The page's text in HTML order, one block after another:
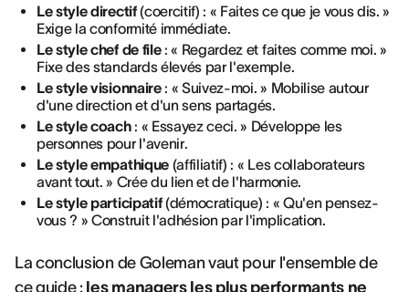
Le style directif(coercitif) : « Faites ce que je vous dis. »
Exige la conformité immédiate.
Le style chef de file: « Regardez et faites comme moi. »
Fixe des standards élevés par l'exemple.
Le style visionnaire: « Suivez-moi. » Mobilise autour
d'une direction et d'un sens partagés.
Le style coach: « Essayez ceci. » Développe les
personnes pour l'avenir.
Le style empathique(affiliatif) : « Les collaborateurs
avant tout. » Crée du lien et de l'harmonie.
Le style participatif(démocratique) : « Qu'en pensez-
vous ? » Construit l'adhésion par l'implication.
La conclusion de Goleman vaut pour l'ensemble de
ce guide : les managers les plus performants ne